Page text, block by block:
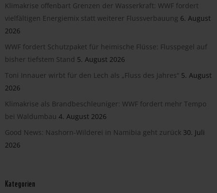
Klimakrise offenbart Grenzen der Wasserkraft: WWF fordert
vielfältigen Energiemix statt weiterer Flussverbauung 6. August
2026
WWF fordert Schutzpaket für heimische Flüsse: Flusspegel auf
bisher tiefstem Stand 5. August 2026
Toni Innauer wirbt für den Lech als „Fluss des Jahres“ 5. August
2026
Klimakrise als Brandbeschleuniger: WWF fordert mehr Tempo
bei Waldumbau 4. August 2026
Good News: Nashorn-Wilderei in Namibia geht zurück 30. Juli
2026
Kategorien